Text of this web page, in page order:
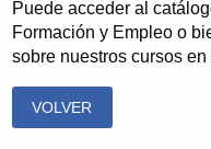
Puede acceder al
Formación y Empleo o
sobre nuestros cursos
VOLVER